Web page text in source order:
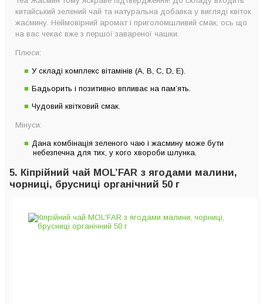
китайський зелений чай та натуральна добавка у вигляді квіток
жасмину. Неймовірний аромат і приголомшливий смак, ось що
на вас чекає вже з першої завареної чашки.
Плюси:
У складі комплекс вітамінів (А, В, C, D, Е).
Бадьорить і позитивно впливає на пам’ять.
Чудовий квітковий смак.
Мінуси:
Дана комбінація зеленого чаю і жасмину може бути
небезпечна для тих, у кого хвороби шлунка.
5. Кіпрійний чай MOL’FAR з ягодами малини,
чорниці, брусниці органічний 50 г